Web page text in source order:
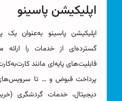
اپلیکیشن پاسینو
اپلیکیشن پاسینو به‌عنوان
گسترده‌ای از خدمات را
قابلیت‌های پایه‌ای مانند
پرداخت قبوض و … تا سرویس‌های
دیجیتال، خدمات گردشگری